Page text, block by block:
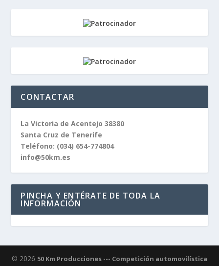
CONTACTAR
La Victoria de Acentejo 38380
Santa Cruz de Tenerife
Teléfono: (034) 654-774804
info@50km.es
PINCHA Y ENTÉRATE DE TODA LA
INFORMACIÓN
© 2026 50 Km Producciones --- Competición automovilística